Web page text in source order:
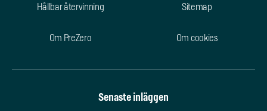
Hållbar återvinning
Om PreZero
Sitemap
Om cookies
Senaste inläggen